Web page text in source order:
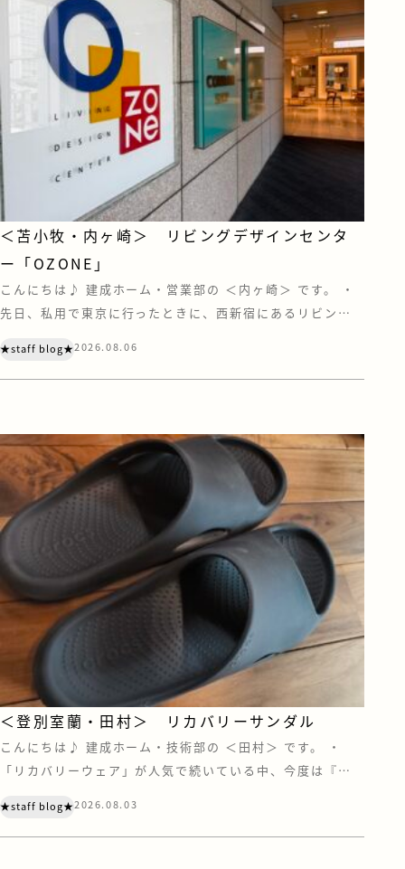
＜苫小牧・内ヶ崎＞ リビングデザインセンタ
ー「OZONE」
こんにちは♪ 建成ホーム・営業部の ＜内ヶ崎＞ です。 ・
先日、私用で東京に行ったときに、西新宿にあるリビング
は、家具やキッチン、住宅設備などのショールーム・ショッ
プが集う、住まいとインテリアの情報センターです。 注文
る住宅設備メーカーのショール […]
★staff blog★2026.08.06
＜登別室蘭・田村＞ リカバリーサンダル
こんにちは♪ 建成ホーム・技術部の ＜田村＞ です。 ・
「リカバリーウェア」が人気で続いている中、今度は『リ
ス”もリカバリー界に足を踏み入れているとは・・・ リカバ
リーウェアの効果がいまひとつ得られなかったので、今度は
★staff blog★2026.08.03